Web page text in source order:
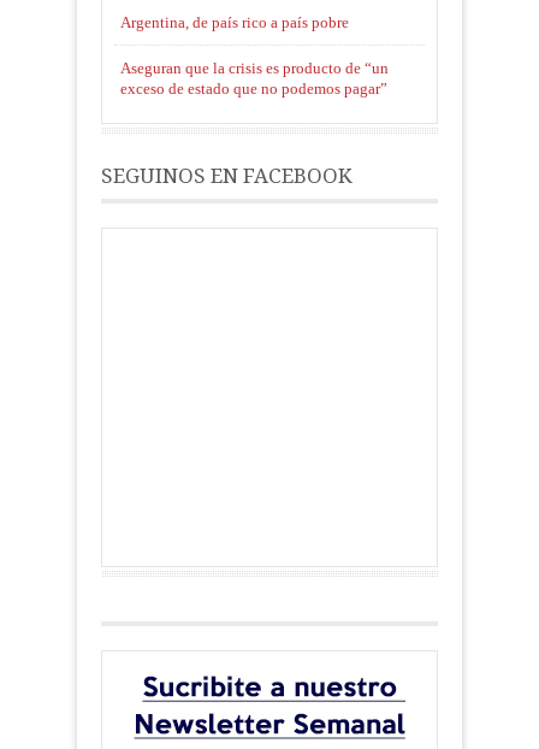
Argentina, de país rico a país pobre
Aseguran que la crisis es producto de “un
exceso de estado que no podemos pagar”
SEGUINOS EN FACEBOOK